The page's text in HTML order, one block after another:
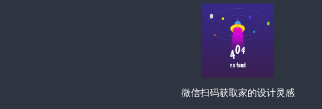
微信扫码获取家的设计灵感